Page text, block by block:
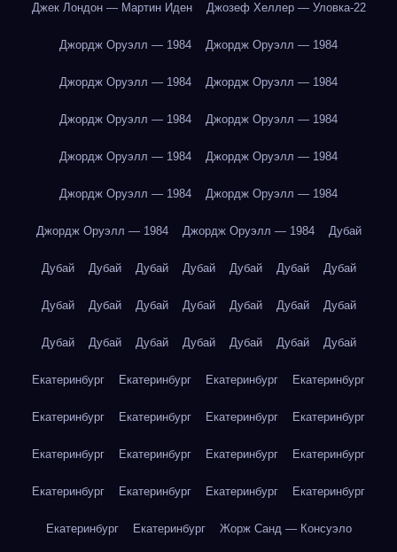
Джек Лондон — Мартин Иден Джозеф Хеллер — Уловка-22
Джордж Оруэлл — 1984 Джордж Оруэлл — 1984
Джордж Оруэлл — 1984 Джордж Оруэлл — 1984
Джордж Оруэлл — 1984 Джордж Оруэлл — 1984
Джордж Оруэлл — 1984 Джордж Оруэлл — 1984
Джордж Оруэлл — 1984 Джордж Оруэлл — 1984
Джордж Оруэлл — 1984 Джордж Оруэлл — 1984 Дубай
Дубай Дубай Дубай Дубай Дубай Дубай Дубай
Дубай Дубай Дубай Дубай Дубай Дубай Дубай
Дубай Дубай Дубай Дубай Дубай Дубай Дубай
Екатеринбург Екатеринбург Екатеринбург Екатеринбург
Екатеринбург Екатеринбург Екатеринбург Екатеринбург
Екатеринбург Екатеринбург Екатеринбург Екатеринбург
Екатеринбург Екатеринбург Екатеринбург Екатеринбург
Екатеринбург Екатеринбург Жорж Санд — Консуэло